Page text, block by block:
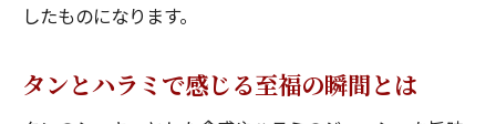
予算を抑えてタン・ハラミを堪能する方法
コスパ良く焼肉を楽しむための工夫とは
したものになります。
タンとハラミで感じる至福の瞬間とは